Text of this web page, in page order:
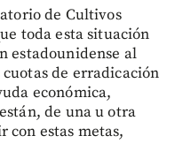
de Cultivos
toda esta situación
estadounidense al
de erradicación
económica,
de una u otra
con estas metas,